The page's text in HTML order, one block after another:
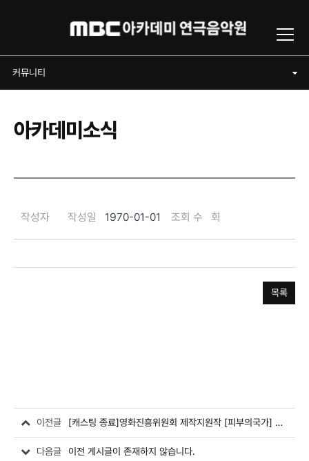
커뮤니티
아카데미소식
작성자 작성일 1970-01-01 조회 수 회
목록
이전글 [캐스팅 종료]영화진흥위원회 제작지원작 [피부의국가] 오디션
다음글 이전 게시글이 존재하지 않습니다.